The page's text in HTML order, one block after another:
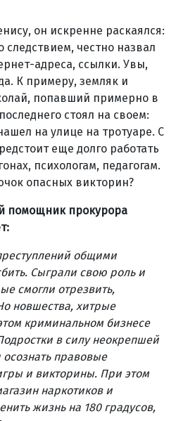
он искренне раскаялся:
следствием, честно назвал
адреса, ссылки. Увы,
К примеру, земляк и
попавший примерно в
стоял на своем:
на улице на тротуаре. С
еще долго работать
психологам, педагогам.
опасных викторин?
помощник прокурора
общими
Сыграли свою роль и
смогли отрезвить,
новшества, хитрые
криминальном бизнесе
в силу неокрепшей
осознать правовые
и викторины. При этом
наркотиков и
жизнь на 180 градусов,